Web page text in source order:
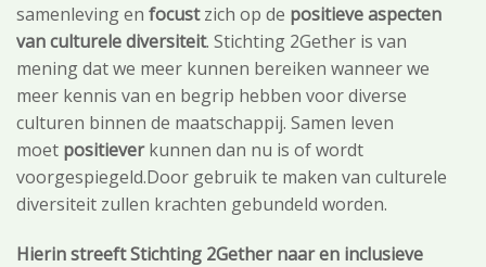
samenleving en focustzich op de positieve aspecten
van culturele diversiteit. Stichting 2Gether is van
mening dat we meer kunnen bereiken wanneer we
meer kennis van en begrip hebben voor diverse
culturen binnen de maatschappij. Samen leven
moet positieverkunnen dan nu is of wordt
voorgespiegeld.Door gebruik te maken van culturele
diversiteit zullen krachten gebundeld worden.
Hierin streeft Stichting 2Gether naar en inclusieve